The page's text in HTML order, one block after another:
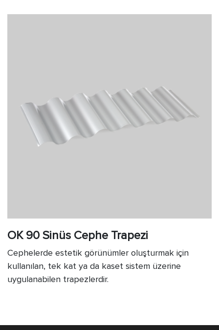
OK 90 Sinüs Cephe Trapezi
Cephelerde estetik görünümler oluşturmak için
kullanılan, tek kat ya da kaset sistem üzerine
uygulanabilen trapezlerdir.